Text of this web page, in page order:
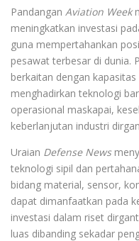
Pandangan Aviation Week
meningkatkan investasi
guna mempertahankan
pesawat terbesar di dunia.
berkaitan dengan
menghadirkan teknologi
operasional maskapai,
keberlanjutan industri
Uraian Defense News
teknologi sipil dan
bidang material, sensor,
dapat dimanfaatkan pada
investasi dalam riset
luas dibanding sekadar